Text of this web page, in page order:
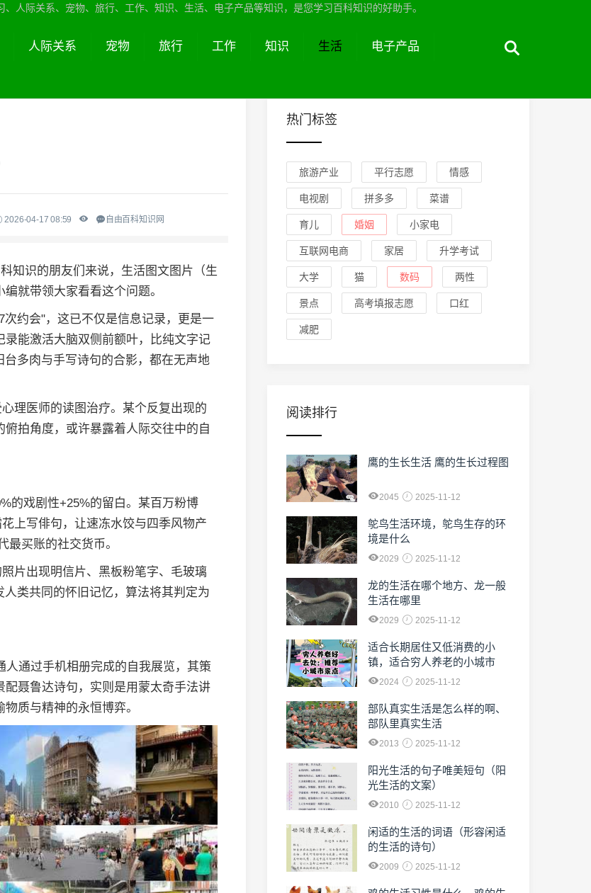
人际关系、宠物、旅行、工作、知识、生活、电子产品等知识，是您学习百科知识的好助手。
人际关系 宠物 旅行 工作 知识 生活 电子产品
2026-04-17 08:59 自由百科知识网
知识的朋友们来说，生活图文图片（生
就带领大家看看这个问题。
约会"，这已不仅是信息记录，更是一
能激活大脑双侧前额叶，比纯文字记
多肉与手写诗句的合影，都在无声地
理医师的读图治疗。某个反复出现的
拍角度，或许暴露着人际交往中的自
的戏剧性+25%的留白。某百万粉博
上写俳句，让速冻水饺与四季风物产
最买账的社交货币。
片出现明信片、黑板粉笔字、毛玻璃
类共同的怀旧记忆，算法将其判定为
人通过手机相册完成的自我展览，其策
聂鲁达诗句，实则是用蒙太奇手法讲
质与精神的永恒博弈。
热门标签
旅游产业 平行志愿 情感
电视剧 拼多多 菜谱
育儿 婚姻 小家电
互联网电商 家居 升学考试
大学 猫 数码 两性
景点 高考填报志愿 口红
减肥
阅读排行
鹰的生长生活 鹰的生长过程图
2045 2025-11-12
鸵鸟生活环境，鸵鸟生存的环
境是什么
2029 2025-11-12
龙的生活在哪个地方、龙一般
生活在哪里
2029 2025-11-12
适合长期居住又低消费的小
镇，适合穷人养老的小城市
2024 2025-11-12
部队真实生活是怎么样的啊、
部队里真实生活
2013 2025-11-12
阳光生活的句子唯美短句（阳
光生活的文案）
2010 2025-11-12
闲适的生活的词语（形容闲适
的生活的诗句）
2009 2025-11-12